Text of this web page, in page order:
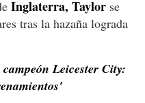
Inglaterra, Taylor se
tras la hazaña lograda
Leicester City: